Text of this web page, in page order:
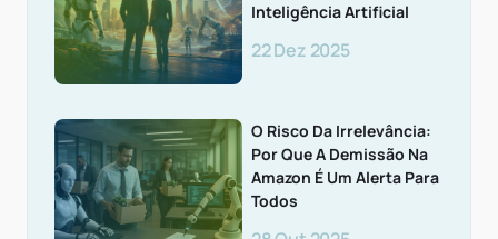
Inteligência Artificial
22 Dez 2025
O Risco Da Irrelevância:
Por Que A Demissão Na
Amazon É Um Alerta Para
Todos